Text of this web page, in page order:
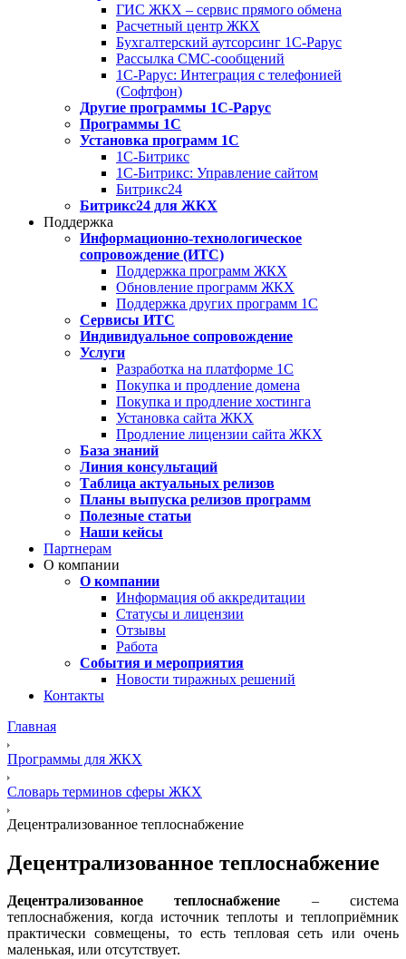
ГИС ЖКХ – сервис прямого обмена
Расчетный центр ЖКХ
Бухгалтерский аутсорсинг 1С-Рарус
Рассылка СМС-сообщений
1С-Рарус: Интеграция с телефонией
(Софтфон)
Другие программы 1С-Рарус
Программы 1С
Установка программ 1С
1С-Битрикс
1С-Битрикс: Управление сайтом
Битрикс24
Битрикс24 для ЖКХ
Поддержка
Информационно-технологическое
сопровождение (ИТС)
Поддержка программ ЖКХ
Обновление программ ЖКХ
Поддержка других программ 1С
Сервисы ИТС
Индивидуальное сопровождение
Услуги
Разработка на платформе 1С
Покупка и продление домена
Покупка и продление хостинга
Установка сайта ЖКХ
Продление лицензии сайта ЖКХ
База знаний
Линия консультаций
Таблица актуальных релизов
Планы выпуска релизов программ
Полезные статьи
Наши кейсы
Партнерам
О компании
О компании
Информация об аккредитации
Статусы и лицензии
Отзывы
Работа
События и мероприятия
Новости тиражных решений
Контакты
Главная
Программы для ЖКХ
Словарь терминов сферы ЖКХ
Децентрализованное теплоснабжение
Децентрализованное теплоснабжение
Децентрализованное теплоснабжение – система
теплоснабжения, когда источник теплоты и теплоприёмник
практически совмещены, то есть тепловая сеть или очень
маленькая, или отсутствует.